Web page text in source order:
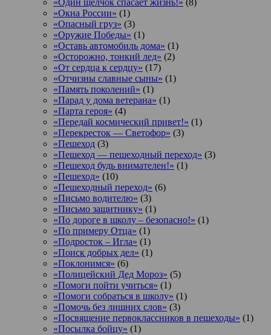
«Один щелчок спасает жизнь!» (8)
«Окна России» (1)
«Опасный груз» (3)
«Оружие Победы» (1)
«Оставь автомобиль дома» (1)
«Осторожно, тонкий лед» (2)
«От сердца к сердцу» (17)
«Отчизны славные сыны» (1)
«Память поколений» (1)
«Парад у дома ветерана» (1)
«Парта героя» (4)
«Передай космический привет!» (1)
«Перекресток — Светофор» (3)
«Пешеход (3)
«Пешеход — пешеходный переход» (3)
«Пешеход будь внимателен!» (1)
«Пешеход» (10)
«Пешеходный переход» (6)
«Письмо водителю» (3)
«Письмо защитнику» (1)
«По дороге в школу – безопасно!» (1)
«По примеру Отца» (1)
«Подросток ‒ Игла» (1)
«Поиск добрых дел» (1)
«Поклонимся» (6)
«Полицейский Дед Мороз» (5)
«Помоги пойти учиться» (1)
«Помоги собраться в школу» (1)
«Помочь без лишних слов» (3)
«Посвящение первоклассников в пешеходы» (1)
«Посылка бойцу» (1)